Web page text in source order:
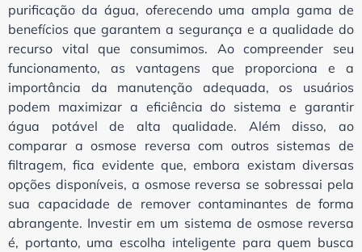
purificação da água, oferecendo uma ampla gama de
benefícios que garantem a segurança e a qualidade do
recurso vital que consumimos. Ao compreender seu
funcionamento, as vantagens que proporciona e a
importância da manutenção adequada, os usuários
podem maximizar a eficiência do sistema e garantir
água potável de alta qualidade. Além disso, ao
comparar a osmose reversa com outros sistemas de
filtragem, fica evidente que, embora existam diversas
opções disponíveis, a osmose reversa se sobressai pela
sua capacidade de remover contaminantes de forma
abrangente. Investir em um sistema de osmose reversa
é, portanto, uma escolha inteligente para quem busca